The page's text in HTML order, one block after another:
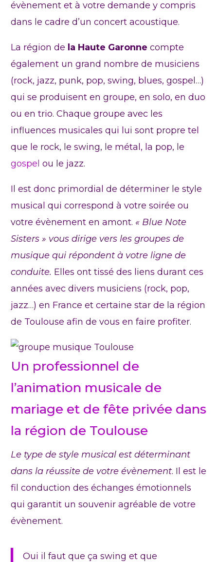
évènement et à votre demande y compris
dans le cadre d’un concert acoustique.
La région de la Haute Garonne compte
également un grand nombre de musiciens
(rock, jazz, punk, pop, swing, blues, gospel…)
qui se produisent en groupe, en solo, en duo
ou en trio. Chaque groupe avec les
influences musicales qui lui sont propre tel
que le rock, le swing, le métal, la pop, le
gospel ou le jazz.
Il est donc primordial de déterminer le style
musical qui correspond à votre soirée ou
votre évènement en amont. « Blue Note
Sisters » vous dirige vers les groupes de
musique qui répondent à votre ligne de
conduite. Elles ont tissé des liens durant ces
années avec divers musiciens (rock, pop,
jazz…) en France et certaine star de la région
de Toulouse afin de vous en faire profiter.
Un professionnel de
l’animation musicale de
mariage et de fête privée dans
la région de Toulouse
Le type de style musical est déterminant
dans la réussite de votre évènement. Il est le
fil conduction des échanges émotionnels
qui garantit un souvenir agréable de votre
évènement.
Oui il faut que ça swing et que